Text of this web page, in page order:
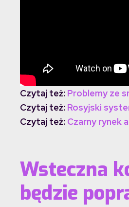
Czytaj też: Problemy ze
Czytaj też: Rosyjski
Czytaj też: Czarny rynek
Wsteczna
będzie